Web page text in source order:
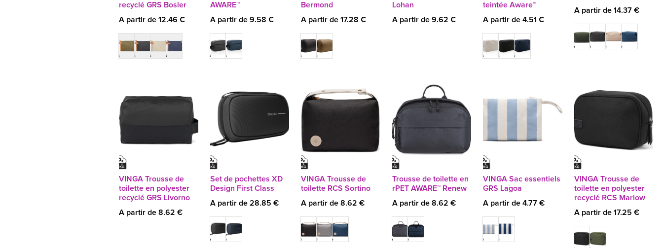
recyclé GRS Bosler
A partir de 12.46 €
AWARE™
A partir de 9.58 €
Bermond
A partir de 17.28 €
Lohan
A partir de 9.62 €
teintée Aware™
A partir de 4.51 €
A partir de 14.37 €
VINGA Trousse de
toilette en polyester
recyclé GRS Livorno
A partir de 8.62 €
Set de pochettes XD
Design First Class
A partir de 28.85 €
VINGA Trousse de
toilette RCS Sortino
A partir de 8.62 €
Trousse de toilette en
rPET AWARE™ Renew
A partir de 8.62 €
VINGA Sac essentiels
GRS Lagoa
A partir de 4.77 €
VINGA Trousse de
toilette en polyester
recyclé RCS Marlow
A partir de 17.25 €